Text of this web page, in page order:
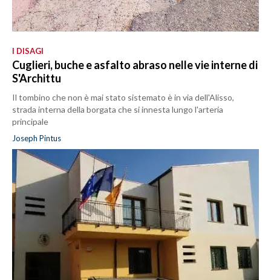
I DISAGI
Cuglieri, buche e asfalto abraso nelle vie interne di
S'Archittu
Il tombino che non è mai stato sistemato è in via dell'Alisso,
strada interna della borgata che si innesta lungo l'arteria
principale
Joseph Pintus